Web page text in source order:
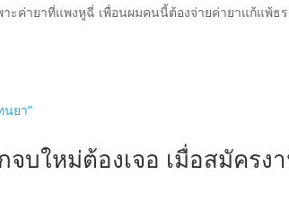
ะค่ายาที่แพงหูฉี่ เพื่อนผมคนนี้ต้องจ่ายค่ายาแก้แพ้ธ
บใหม่ต้องเจอ เมื่อสมัครง